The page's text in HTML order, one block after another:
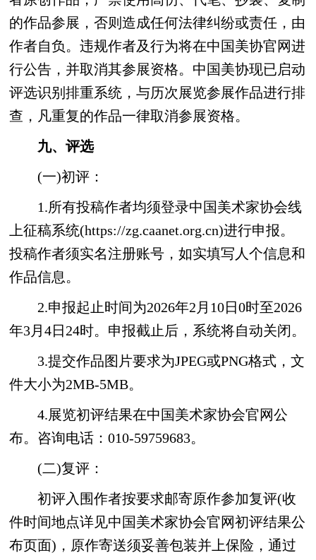
的作品参展，否则造成任何法律纠纷或责任，由
作者自负。违规作者及行为将在中国美协官网进
行公告，并取消其参展资格。中国美协现已启动
评选识别排重系统，与历次展览参展作品进行排
查，凡重复的作品一律取消参展资格。
九、评选
(一)初评：
1.所有投稿作者均须登录中国美术家协会线
上征稿系统(https://zg.caanet.org.cn)进行申报。
投稿作者须实名注册账号，如实填写人个信息和
作品信息。
2.申报起止时间为2026年2月10日0时至2026
年3月4日24时。申报截止后，系统将自动关闭。
3.提交作品图片要求为JPEG或PNG格式，文
件大小为2MB-5MB。
4.展览初评结果在中国美术家协会官网公
布。咨询电话：010-59759683。
(二)复评：
初评入围作者按要求邮寄原作参加复评(收
件时间地点详见中国美术家协会官网初评结果公
布页面)，原作寄送须妥善包装并上保险，通过